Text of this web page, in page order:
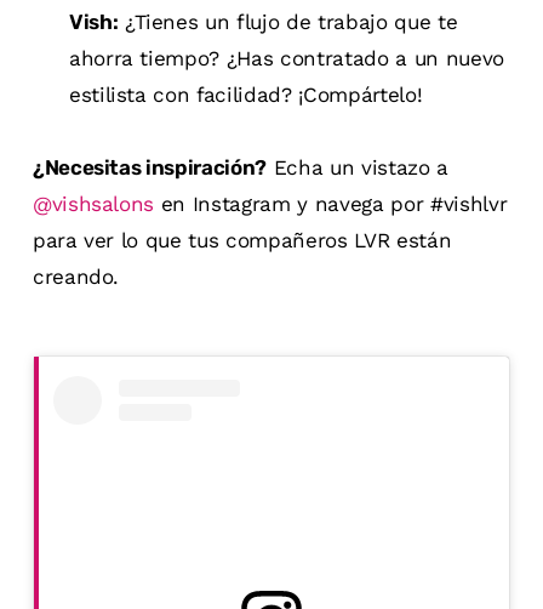
Vish: ¿Tienes un flujo de trabajo que te
ahorra tiempo? ¿Has contratado a un nuevo
estilista con facilidad? ¡Compártelo!
¿Necesitas inspiración? Echa un vistazo a
@vishsalons en Instagram y navega por #vishlvr
para ver lo que tus compañeros LVR están
creando.